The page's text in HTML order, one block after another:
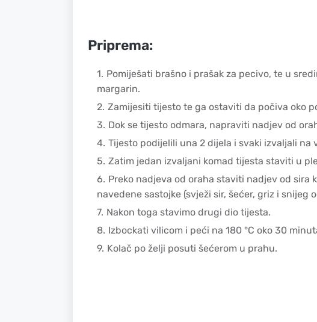
Priprema:
Pomiješati brašno i prašak za pecivo, te u
margarin.
Zamijesiti tijesto te ga ostaviti da počiva oko
Dok se tijesto odmara, napraviti nadjev od
Tijesto podijelili una 2 dijela i svaki izvaljali
Zatim jedan izvaljani komad tijesta staviti u
Preko nadjeva od oraha staviti nadjev od sira
navedene sastojke (svježi sir, šećer, griz i snijeg
Nakon toga stavimo drugi dio tijesta.
Izbockati vilicom i peći na 180 °C oko 30
Kolač po želji posuti šećerom u prahu.